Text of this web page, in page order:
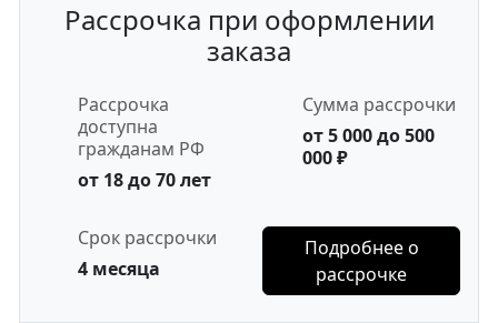
Рассрочка при оформлении
заказа
Рассрочка
доступна
гражданам РФ
от 18 до 70 лет
Сумма рассрочки
от 5 000 до 500
000 ₽
Срок рассрочки
4 месяца
Подробнее о
рассрочке